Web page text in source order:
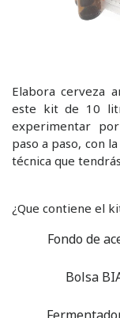
Elabora cerveza
este kit de 10
experimentar
paso a paso, con
técnica que
¿Que contiene el
Fondo de
Bolsa